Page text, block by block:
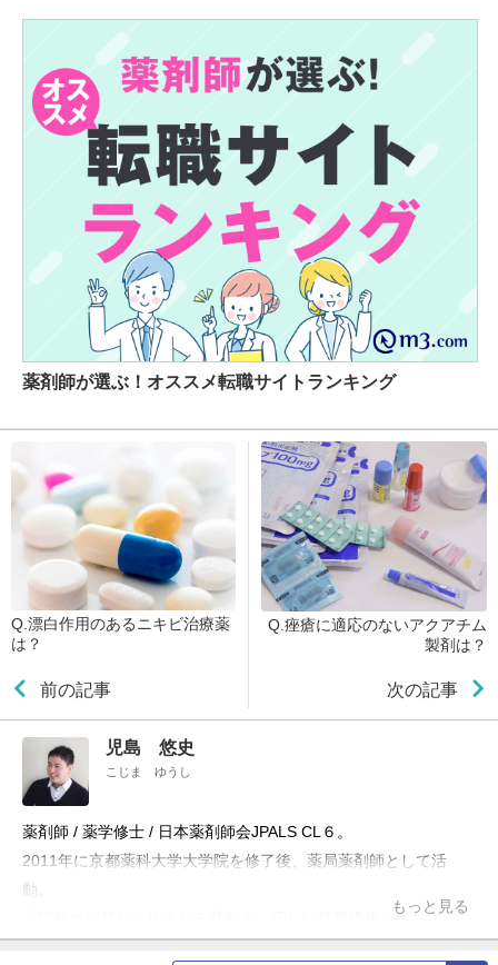
薬剤師が選ぶ！オススメ転職サイトランキング
Q.漂白作用のあるニキビ治療薬
は？
前の記事
Q.痤瘡に適応のないアクアチム
製剤は？
次の記事
児島 悠史
こじま ゆうし
薬剤師 / 薬学修士 / 日本薬剤師会JPALS CL６。
2011年に京都薬科大学大学院を修了後、薬局薬剤師として活
動。
「誤解や偏見から生まれる悲劇を、正しい情報提供と教育によっ
もっと見る